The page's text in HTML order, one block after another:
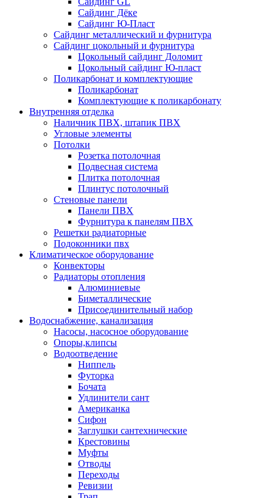
Сайдинг Дёке
Сайдинг Ю-Пласт
Сайдинг металлический и фурнитура
Сайдинг цокольный и фурнитура
Цокольный сайдинг Доломит
Цокольный сайдинг Ю-пласт
Поликарбонат и комплектующие
Поликарбонат
Комплектующие к поликарбонату
Внутренняя отделка
Наличник ПВХ, штапик ПВХ
Угловые элементы
Потолки
Розетка потолочная
Подвесная система
Плитка потолочная
Плинтус потолочный
Стеновые панели
Панели ПВХ
Фурнитура к панелям ПВХ
Решетки радиаторные
Подоконники пвх
Климатическое оборудование
Конвекторы
Радиаторы отопления
Алюминиевые
Биметаллические
Присоединительный набор
Водоснабжение, канализация
Насосы, насосное оборудование
Опоры,клипсы
Водоотведение
Ниппель
Футорка
Бочата
Удлинители сант
Американка
Сифон
Заглушки сантехнические
Крестовины
Муфты
Отводы
Переходы
Ревизии